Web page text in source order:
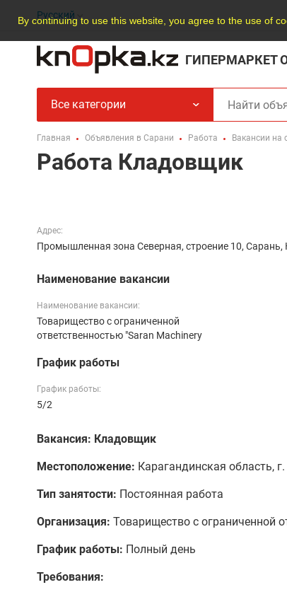
By continuing to use this website, you agree to the use of
Русский
ГИПЕРМАРКЕТ
Все категории
Главная Объявления в Сарани Работа Вакансии на
Работа Кладовщик
Адрес:
Промышленная зона Северная, строение 10, Сарань,
Наименование вакансии
Наименование вакансии:
Товарищество с ограниченной
ответственностью "Saran Machinery
График работы
График работы:
5/2
Вакансия: Кладовщик
Местоположение: Карагандинская область,
Тип занятости: Постоянная работа
Организация: Товарищество с ограниченной
График работы: Полный день
Требования: